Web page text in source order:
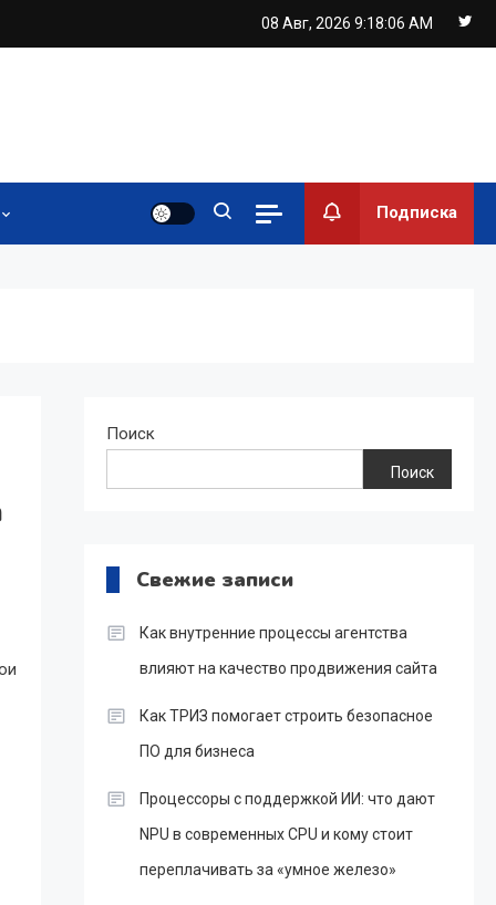
08 Авг, 2026 9:18:07 AM
Подписка
Поиск
Поиск
Свежие записи
Как внутренние процессы агентства
влияют на качество продвижения сайта
Как ТРИЗ помогает строить безопасное
ПО для бизнеса
Процессоры с поддержкой ИИ: что дают
NPU в современных CPU и кому стоит
переплачивать за «умное железо»